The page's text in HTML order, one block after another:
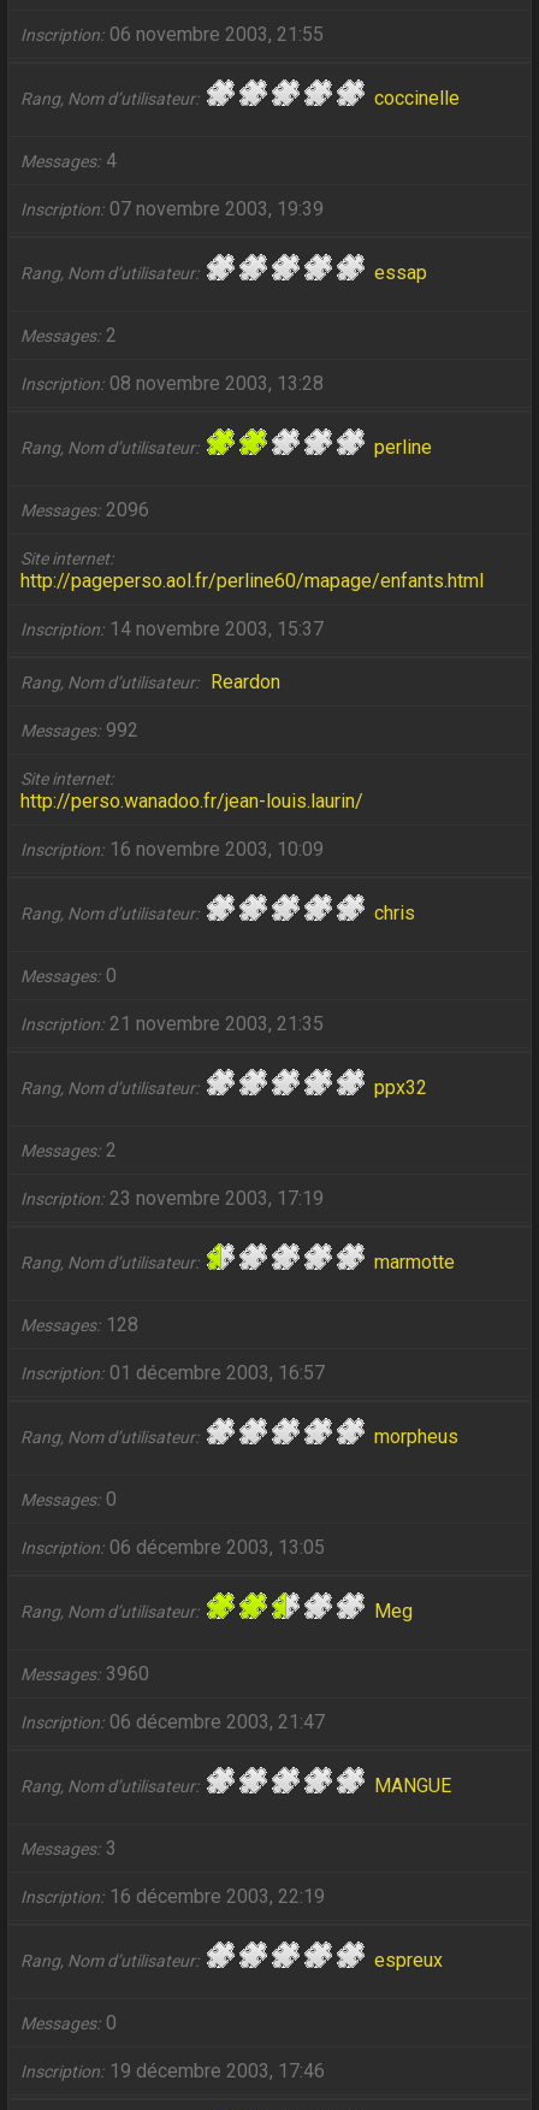
Inscription 06 novembre 2003, 21:55
Rang, Nom d’utilisateur coccinelle
Messages 4
Inscription 07 novembre 2003, 19:39
Rang, Nom d’utilisateur essap
Messages 2
Inscription 08 novembre 2003, 13:28
Rang, Nom d’utilisateur perline
Messages 2096
Site internet
http://pageperso.aol.fr/perline60/mapage/enfants.html
Inscription 14 novembre 2003, 15:37
Rang, Nom d’utilisateur Reardon
Messages 992
Site internet
http://perso.wanadoo.fr/jean-louis.laurin/
Inscription 16 novembre 2003, 10:09
Rang, Nom d’utilisateur chris
Messages 0
Inscription 21 novembre 2003, 21:35
Rang, Nom d’utilisateur ppx32
Messages 2
Inscription 23 novembre 2003, 17:19
Rang, Nom d’utilisateur marmotte
Messages 128
Inscription 01 décembre 2003, 16:57
Rang, Nom d’utilisateur morpheus
Messages 0
Inscription 06 décembre 2003, 13:05
Rang, Nom d’utilisateur Meg
Messages 3960
Inscription 06 décembre 2003, 21:47
Rang, Nom d’utilisateur MANGUE
Messages 3
Inscription 16 décembre 2003, 22:19
Rang, Nom d’utilisateur espreux
Messages 0
Inscription 19 décembre 2003, 17:46